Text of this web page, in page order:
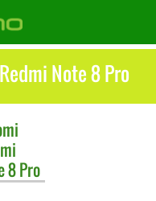
Note 8 Pro
8 Pro